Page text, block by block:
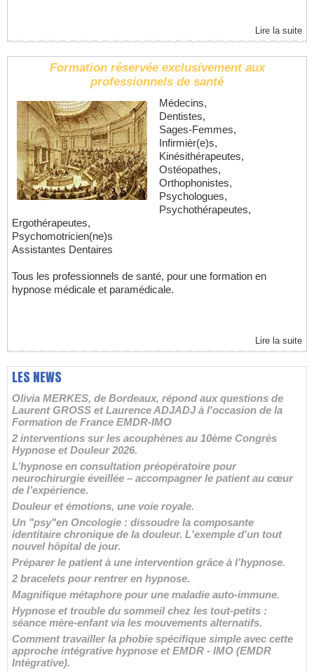
Lire la suite
Formation réservée exclusivement aux
professionnels de santé
Médecins,
Dentistes,
Sages-Femmes,
Infirmièr(e)s,
Kinésithérapeutes,
Ostéopathes,
Orthophonistes,
Psychologues,
Psychothérapeutes,
Ergothérapeutes,
Psychomotricien(ne)s
Assistantes Dentaires
Tous les professionnels de santé, pour une formation en
hypnose médicale et paramédicale.
Lire la suite
LES NEWS
Olivia MERKES, de Bordeaux, répond aux questions de
Laurent GROSS et Laurence ADJADJ à l'occasion de la
Formation de France EMDR-IMO
2 interventions sur les acouphènes au 10ème Congrès
Hypnose et Douleur 2026.
L’hypnose en consultation préopératoire pour
neurochirurgie éveillée – accompagner le patient au cœur
de l’expérience.
Douleur et émotions, une voie royale.
Un "psy"en Oncologie : dissoudre la composante
identitaire chronique de la douleur. L'exemple d'un tout
nouvel hôpital de jour.
Préparer le patient à une intervention grâce à l’hypnose.
2 bracelets pour rentrer en hypnose.
Magnifique métaphore pour une maladie auto-immune.
Hypnose et trouble du sommeil chez les tout-petits :
séance mère-enfant via les mouvements alternatifs.
Comment travailler la phobie spécifique simple avec cette
approche intégrative hypnose et EMDR - IMO (EMDR
Intégrative).